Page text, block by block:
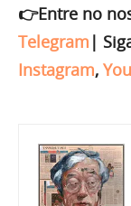
👉Entre no
Telegram |
Instagram,